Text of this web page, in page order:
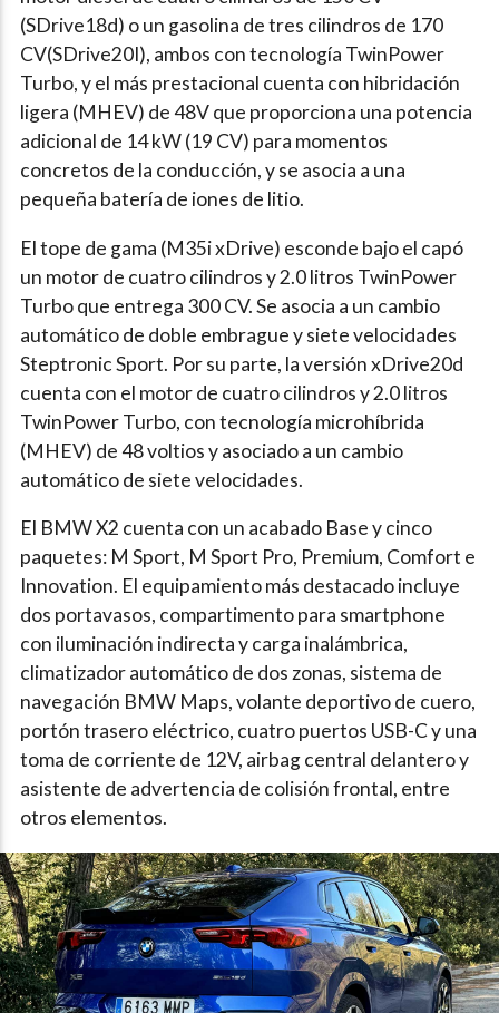
(SDrive18d) o un gasolina de tres cilindros de 170
CV(SDrive20I), ambos con tecnología TwinPower
Turbo, y el más prestacional cuenta con hibridación
ligera (MHEV) de 48V que proporciona una potencia
adicional de 14 kW (19 CV) para momentos
concretos de la conducción, y se asocia a una
pequeña batería de iones de litio.
El tope de gama (M35i xDrive) esconde bajo el capó
un motor de cuatro cilindros y 2.0 litros TwinPower
Turbo que entrega 300 CV. Se asocia a un cambio
automático de doble embrague y siete velocidades
Steptronic Sport. Por su parte, la versión xDrive20d
cuenta con el motor de cuatro cilindros y 2.0 litros
TwinPower Turbo, con tecnología microhíbrida
(MHEV) de 48 voltios y asociado a un cambio
automático de siete velocidades.
El BMW X2 cuenta con un acabado Base y cinco
paquetes: M Sport, M Sport Pro, Premium, Comfort e
Innovation. El equipamiento más destacado incluye
dos portavasos, compartimento para smartphone
con iluminación indirecta y carga inalámbrica,
climatizador automático de dos zonas, sistema de
navegación BMW Maps, volante deportivo de cuero,
portón trasero eléctrico, cuatro puertos USB-C y una
toma de corriente de 12V, airbag central delantero y
asistente de advertencia de colisión frontal, entre
otros elementos.